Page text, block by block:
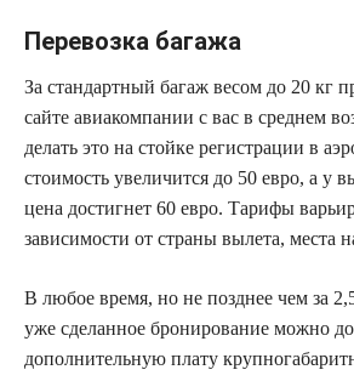
Перевозка багажа
За стандартный багаж весом до 20 кг
сайте авиакомпании с вас в среднем
делать это на стойке регистрации в
стоимость увеличится до 50 евро, а у
цена достигнет 60 евро. Тарифы
зависимости от страны вылета, места
В любое время, но не позднее чем за
уже сделанное бронирование можно
дополнительную плату